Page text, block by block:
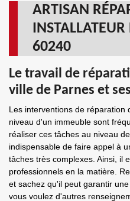
ARTISAN
60240
Le travail de
ville de Parnes et
Les interventions de réparation
niveau d'un immeuble sont
réaliser ces tâches au niveau
indispensable de faire appel à
tâches très complexes. Ainsi, il
professionnels en la matière.
et sachez qu'il peut garantir
vous voulez d'autres